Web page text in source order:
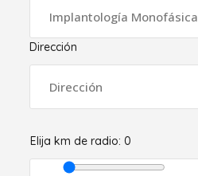
Implantología Monofásica
Dirección
Elija km de radio: 0